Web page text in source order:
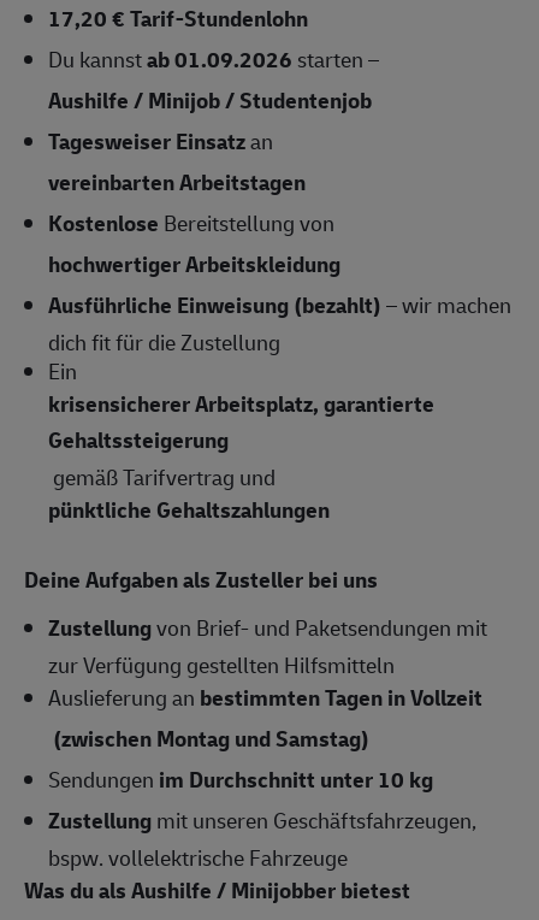
17,20 € Tarif-Stundenlohn
Du kannstab 01.09.2026 starten –
Aushilfe / Minijob / Studentenjob
Tagesweiser Einsatzan
vereinbarten Arbeitstagen
Kostenlose Bereitstellung von
hochwertiger Arbeitskleidung
Ausführliche Einweisung (bezahlt)– wir machen
dich fit für die Zustellung
Ein
krisensicherer Arbeitsplatz, garantierte
Gehaltssteigerung
gemäß Tarifvertrag und
pünktliche Gehaltszahlungen
Deine Aufgaben als Zusteller bei uns
Zustellungvon Brief- und Paketsendungen mit
zur Verfügung gestellten Hilfsmitteln
Auslieferung an bestimmten Tagen in Vollzeit
(zwischen Montag und Samstag)
Sendungen im Durchschnitt unter 10 kg
Zustellungmit unseren Geschäftsfahrzeugen,
bspw. vollelektrische Fahrzeuge
Was du als Aushilfe / Minijobber bietest